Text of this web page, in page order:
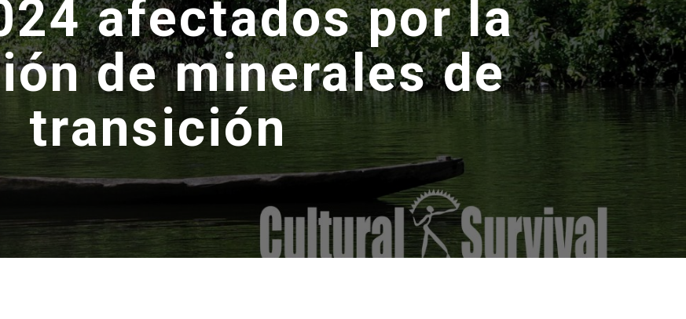
afectados por la
de minerales de
transición